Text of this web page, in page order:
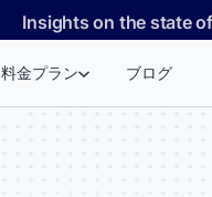
Insights on the state
料金プラン ブログ